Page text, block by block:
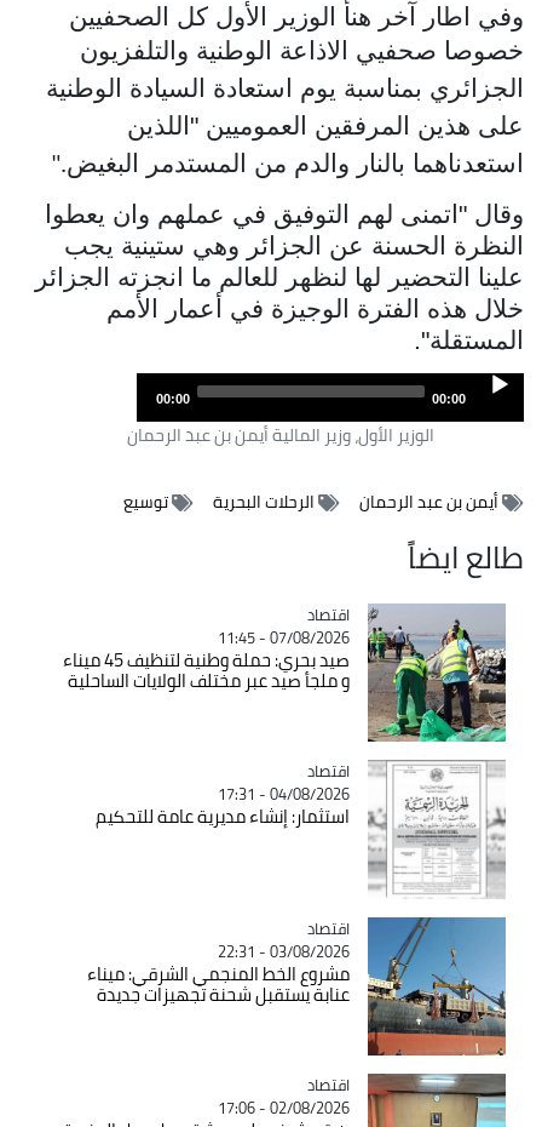
وفي اطار آخر هنأ الوزير الأول كل الصحفيين
خصوصا صحفيي الاذاعة الوطنية و التلفزيون
الجزائري بمناسبة يوم استعادة السيادة الوطنية
على هذين المرفقين العموميين "اللذين
استعدناهما بالنار والدم من المستدمر البغيض".
وقال "اتمنى لهم التوفيق في عملهم وان يعطوا
النظرة الحسنة عن الجزائر وهي ستينية يجب
علينا التحضير لها لنظهر للعالم ما انجزته الجزائر
خلال هذه الفترة الوجيزة في أعمار الأمم
المستقلة".
Audio
Player
00:00
00:00
الوزير الأول، وزير المالية أيمن بن عبد الرحمان
أيمن بن عبد الرحمان الرحلات البحرية توسيع
طالع ايضاً
Catégorie
اقتصاد
07/08/2026 - 11:45
صيد بحري: حملة وطنية لتنظيف 45 ميناء
و ملجأ صيد عبر مختلف الولايات الساحلية
Catégorie
اقتصاد
04/08/2026 - 17:31
استثمار: إنشاء مديرية عامة للتحكيم
Catégorie
اقتصاد
03/08/2026 - 22:31
مشروع الخط المنجمي الشرقي: ميناء
عنابة يستقبل شحنة تجهيزات جديدة
Catégorie
اقتصاد
02/08/2026 - 17:06